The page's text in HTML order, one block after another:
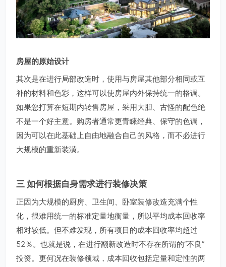
房屋的原始设计
其次是在进行局部改造时，使用与房屋其他部分相同或互
补的材料和色彩，这样可以使房屋内外保持统一的格调。
如果您打算在短期内转售房屋，采用大胆、古怪的配色绝
不是一个好主意。购房者通常更青睐经典、保守的色调，
因为可以在此基础上自由地融合自己的风格，而不必进行
大规模的重新装潢。
三 如何根据自身需求进行装修决策
正因为大规模的厨房、卫生间、卧室装修改造充满个性
化，很难用统一的标准定量地衡量，所以平均成本回收率
相对较低。但不难发现，所有项目的成本回收率均超过
52％。也就是说，在进行翻新改造时不存在所谓的“不良”
投资。更何况在装修领域，成本回收包括定量和定性的两